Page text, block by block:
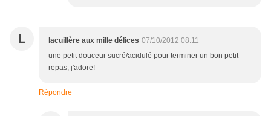
L lacuillère aux mille délices 07/10/2012 08:11
une petit douceur sucré/acidulé pour terminer un bon petit
repas, j'adore!
Répondre